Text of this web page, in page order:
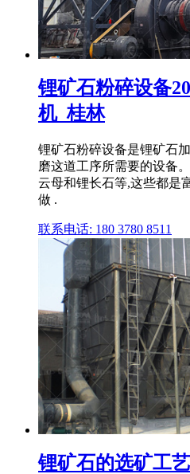
锂矿石粉碎设备
机_桂林
锂矿石粉碎设备是锂矿石
磨这道工序所需要的设备
云母和锂长石等,这些都是
做 .
联系电话: 180 3780 8511
锂矿石的选矿工